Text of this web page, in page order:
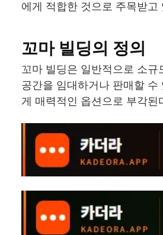
에게 적합한 것으로 주목받고
꼬마 빌딩의 정의
꼬마 빌딩은 일반적으로 소
공간을 임대하거나 판매할
게 매력적인 옵션으로 부각된